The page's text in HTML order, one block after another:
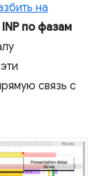
на
INP по фазам
связь с